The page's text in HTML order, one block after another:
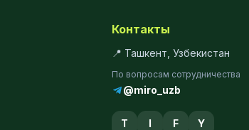
Контакты
📍 Ташкент, Узбекистан
По вопросам сотрудничества
@miro_uzb
T I F Y